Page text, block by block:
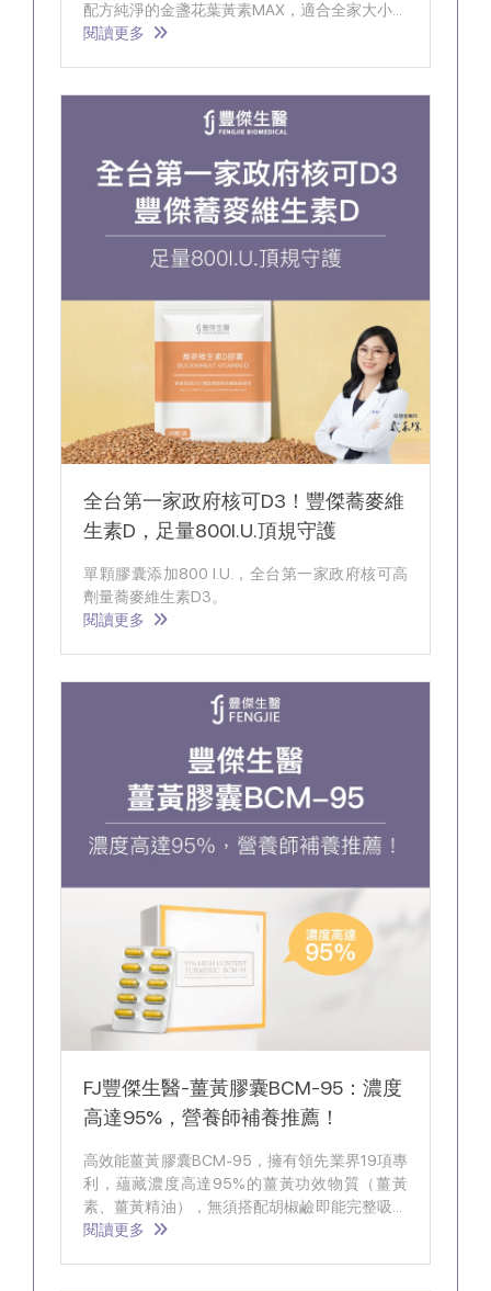
配方純淨的金盞花葉黃素MAX，適合全家大小一
起補充。
閱讀更多
全台第一家政府核可D3！豐傑蕎麥維
生素D，足量800I.U.頂規守護
單顆膠囊添加800 I.U.，全台第一家政府核可高
劑量蕎麥維生素D3。
閱讀更多
FJ豐傑生醫-薑黃膠囊BCM-95：濃度
高達95%，營養師補養推薦！
高效能薑黃膠囊BCM-95，擁有領先業界19項專
利，蘊藏濃度高達95%的薑黃功效物質（薑黃
素、薑黃精油），無須搭配胡椒鹼即能完整吸收
薑黃營養。
閱讀更多